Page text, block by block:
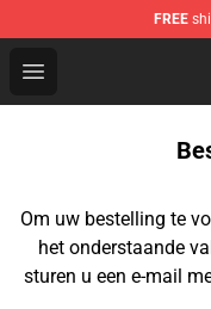
FREE
Open menu
Mushoku Tensei
Om uw bestelling te
het onderstaande
sturen u een e-mail